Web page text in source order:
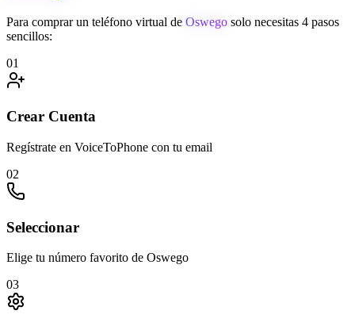
Para comprar un teléfono virtual de Oswego solo necesitas 4 pasos
sencillos:
01
Crear Cuenta
Regístrate en VoiceToPhone con tu email
02
Seleccionar
Elige tu número favorito de Oswego
03